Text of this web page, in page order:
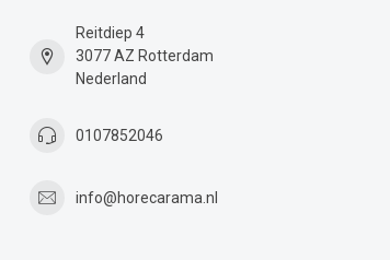
Reitdiep 4
3077 AZ Rotterdam
Nederland
0107852046
info@horecarama.nl